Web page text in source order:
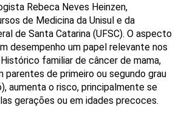
Rebeca Neves Heinzen,
de Medicina da Unisul e da
de Santa Catarina (UFSC). O aspecto
desempenho um papel relevante nos
familiar de câncer de mama,
parentes de primeiro ou segundo grau
aumenta o risco, principalmente se
gerações ou em idades precoces.